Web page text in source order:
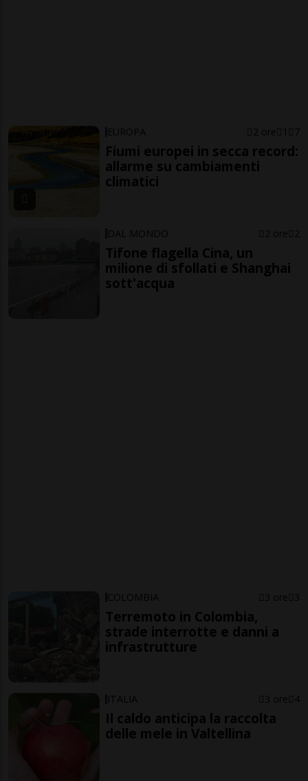
EUROPA 2 ore 1 7
Fiumi europei in secca record:
allarme su cambiamenti
climatici
DAL MONDO 2 ore 2
Tifone flagella Cina, un
milione di sfollati e Shanghai
sott'acqua
COLOMBIA 3 ore 3
Terremoto in Colombia,
strade interrotte e danni a
infrastrutture
ITALIA 3 ore 4
Il caldo anticipa la raccolta
delle mele in Valtellina